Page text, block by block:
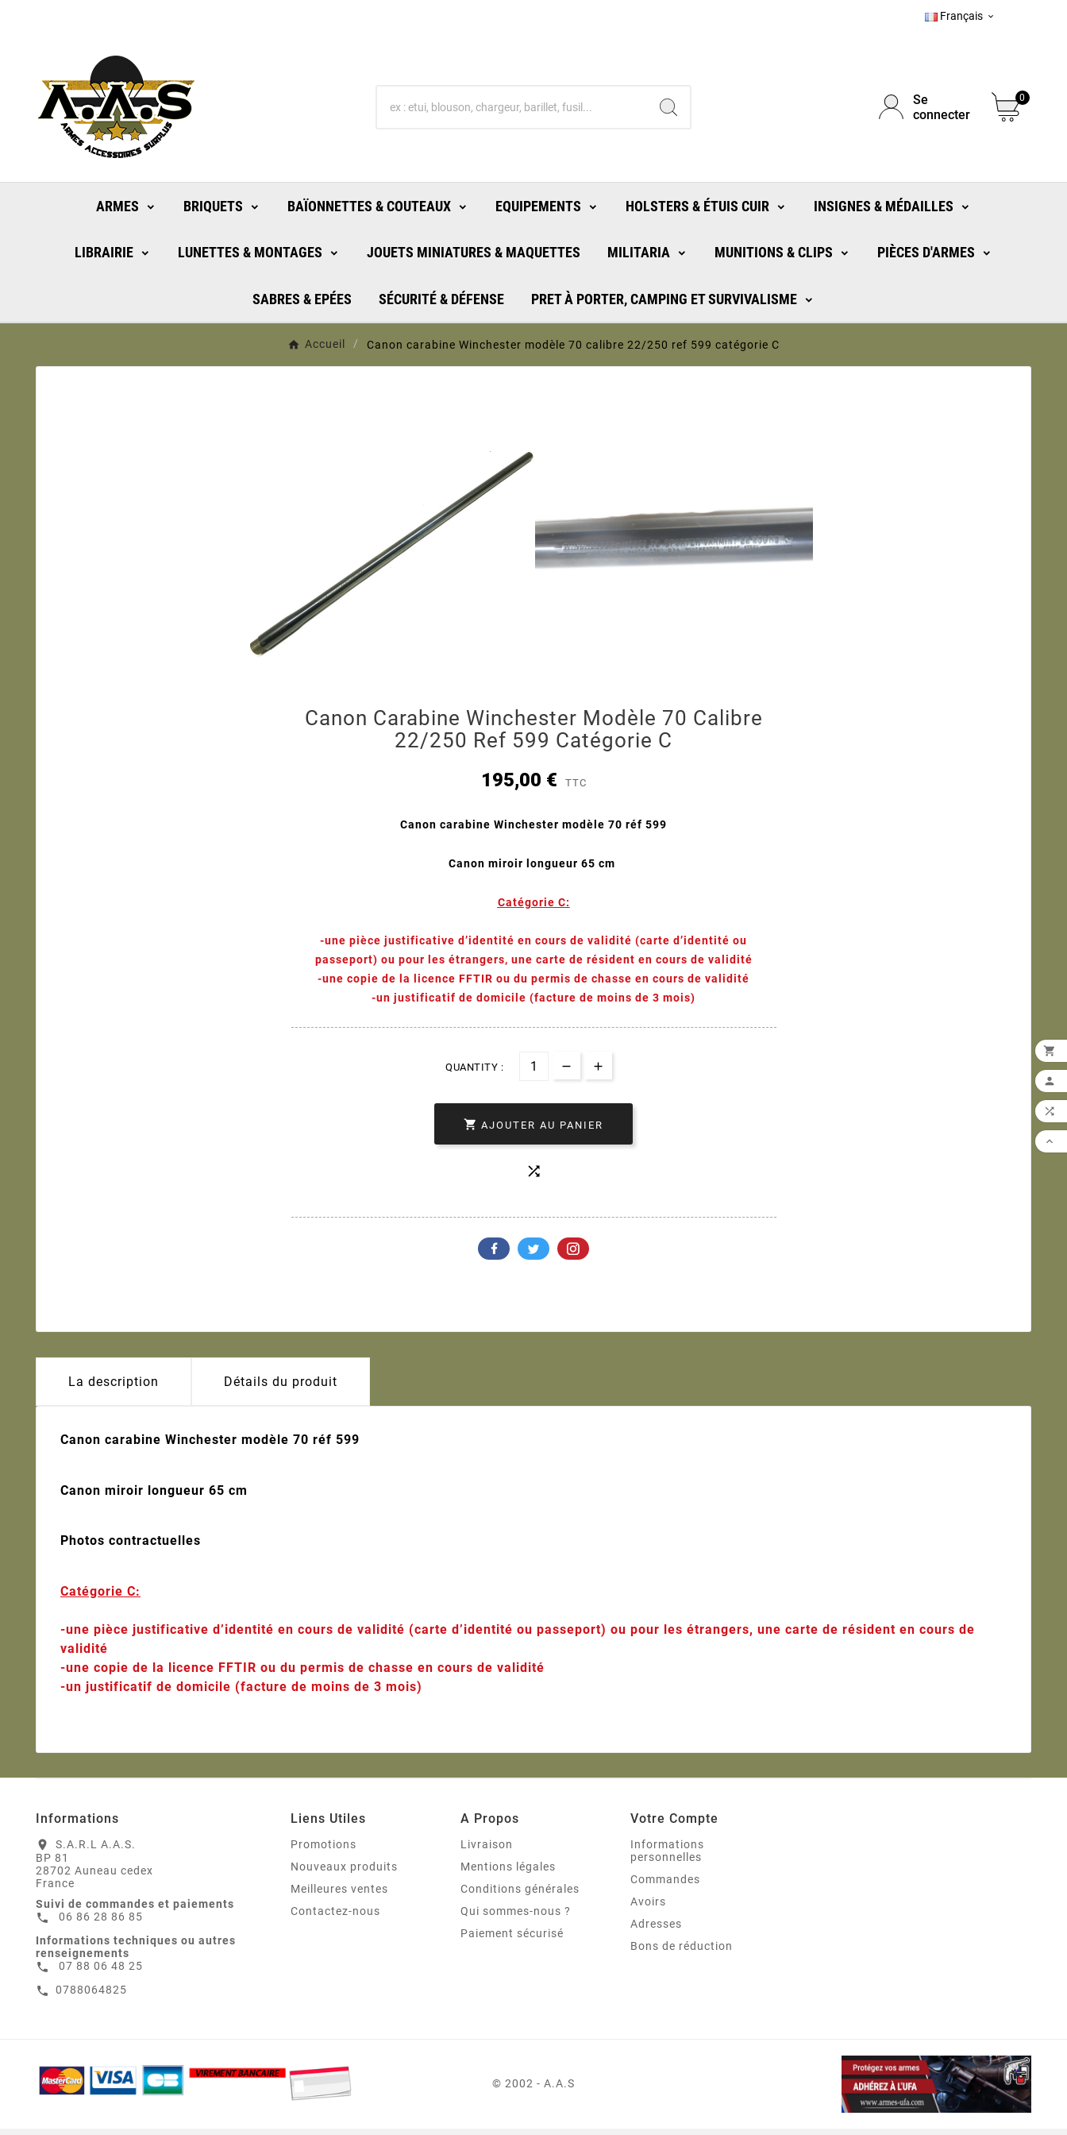
Français 
Se
connecter
0
ARMES BRIQUETS BAÏONNETTES & COUTEAUX EQUIPEMENTS HOLSTERS & ÉTUIS CUIR INSIGNES & MÉDAILLES
LIBRAIRIE LUNETTES & MONTAGES JOUETS MINIATURES & MAQUETTES MILITARIA MUNITIONS & CLIPS PIÈCES D'ARMES
SABRES & EPÉES SÉCURITÉ & DÉFENSE PRET À PORTER, CAMPING ET SURVIVALISME
Accueil Canon carabine Winchester modèle 70 calibre 22/250 ref 599 catégorie C
Canon Carabine Winchester Modèle 70 Calibre
22/250 Ref 599 Catégorie C
195,00 € TTC
Canon carabine Winchester modèle 70 réf 599
Canon miroir longueur 65 cm
Catégorie C:
-une pièce justificative d’identité en cours de validité (carte d’identité ou
passeport) ou pour les étrangers, une carte de résident en cours de validité
-une copie de la licence FFTIR ou du permis de chasse en cours de validité
-un justificatif de domicile (facture de moins de 3 mois)
QUANTITY :
 AJOUTER AU PANIER

La description Détails du produit
Canon carabine Winchester modèle 70 réf 599
Canon miroir longueur 65 cm
Photos contractuelles
Catégorie C:
-une pièce justificative d’identité en cours de validité (carte d’identité ou passeport) ou pour les étrangers, une carte de résident en cours de
validité
-une copie de la licence FFTIR ou du permis de chasse en cours de validité
-un justificatif de domicile (facture de moins de 3 mois)
Informations
location_on
S.A.R.L A.A.S.
BP 81
28702 Auneau cedex
France
Suivi de commandes et paiements
call
06 86 28 86 85
Informations techniques ou autres
renseignements
call 07 88 06 48 25
call 0788064825
Liens Utiles
Promotions
Nouveaux produits
Meilleures ventes
Contactez-nous
A Propos
Livraison
Mentions légales
Conditions générales
Qui sommes-nous ?
Paiement sécurisé
Votre Compte
Informations
personnelles
Commandes
Avoirs
Adresses
Bons de réduction




© 2002 - A.A.S